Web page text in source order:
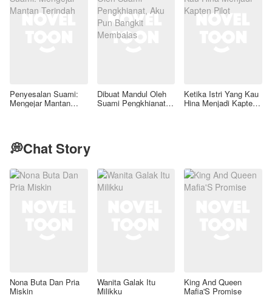
Penyesalan Suami:
Mengejar Mantan
Dibuat Mandul Oleh
Suami Pengkhianat,
Ketika Istri Yang Kau
Hina Menjadi Kapten
💭Chat Story
Nona Buta Dan Pria
Miskin
Wanita Galak Itu
Milikku
King And Queen
Mafia'S Promise